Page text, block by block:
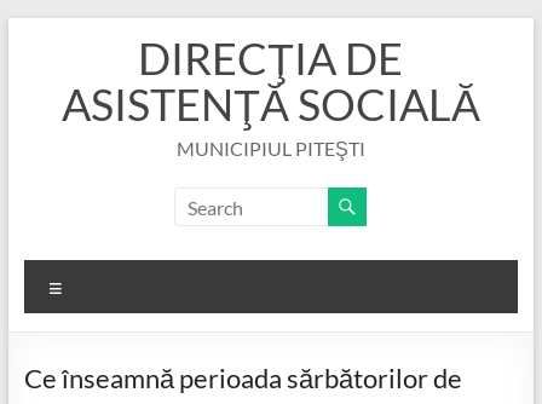
DIRECŢIA DE
ASISTENŢĂ SOCIALĂ
MUNICIPIUL PITEŞTI
Ce înseamnă perioada sărbătorilor de